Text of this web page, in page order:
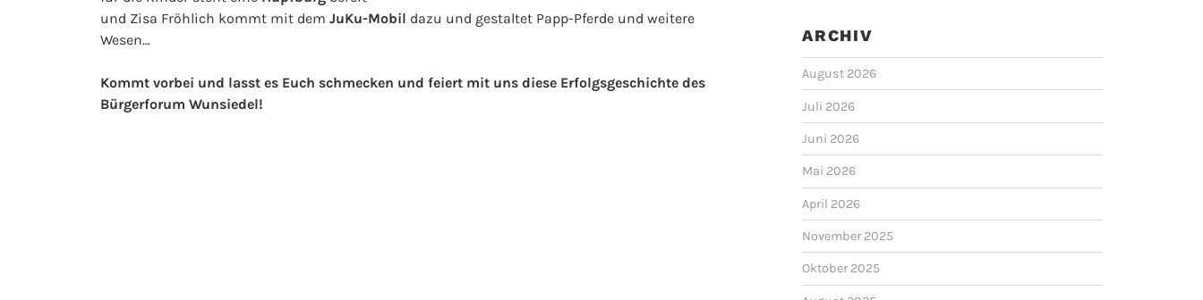
und Zisa Fröhlich kommt mit dem JuKu-Mobil dazu und gestaltet Papp-Pferde und weitere
Wesen…
Kommt vorbei und lasst es Euch schmecken und feiert mit uns diese Erfolgsgeschichte des
Bürgerforum Wunsiedel!
ARCHIV
August 2026
Juli 2026
Juni 2026
Mai 2026
April 2026
November 2025
Oktober 2025